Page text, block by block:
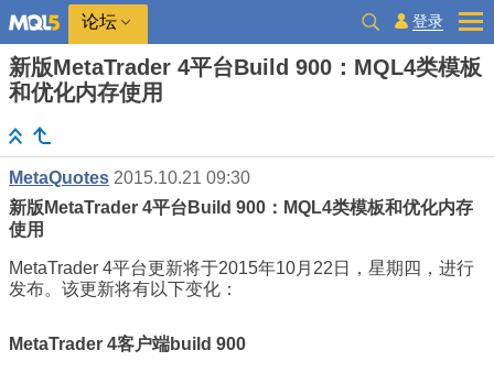
论坛 登录
新版MetaTrader 4平台Build 900：MQL4类模板
和优化内存使用
MetaQuotes 2015.10.21 09:30
新版MetaTrader 4平台Build 900：MQL4类模板和优化内存
使用
MetaTrader 4平台更新将于2015年10月22日，星期四，进行
发布。该更新将有以下变化：
MetaTrader 4客户端build 900